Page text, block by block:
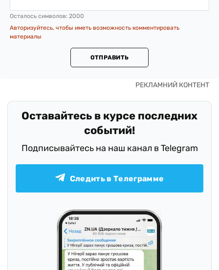
Осталось символов: 2000
Авторизуйтесь, чтобы иметь возможность комментировать
материалы
ОТПРАВИТЬ
Оставайтесь в курсе последних
событий!
Подписывайтесь на наш канал в Telegram
Следить в Телеграмме